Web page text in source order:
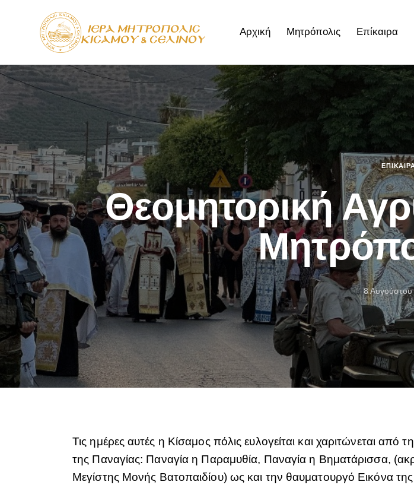
Αρχική Μητρόπολις Επίκαιρα
Αρχική Μητρόπολις «Κιβωτός»
Θεομητορική
8
Τις ημέρες αυτές η Κίσαμος πόλις ευλογείται και χαριτώνεται
της Παναγίας: Παναγία η Παραμυθία, Παναγία η Βηματάρισσα,
Μεγίστης Μονής Βατοπαιδίου) ως και την θαυματουργό Εικόνα